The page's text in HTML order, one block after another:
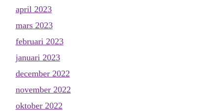
april 2023
mars 2023
februari 2023
januari 2023
december 2022
november 2022
oktober 2022